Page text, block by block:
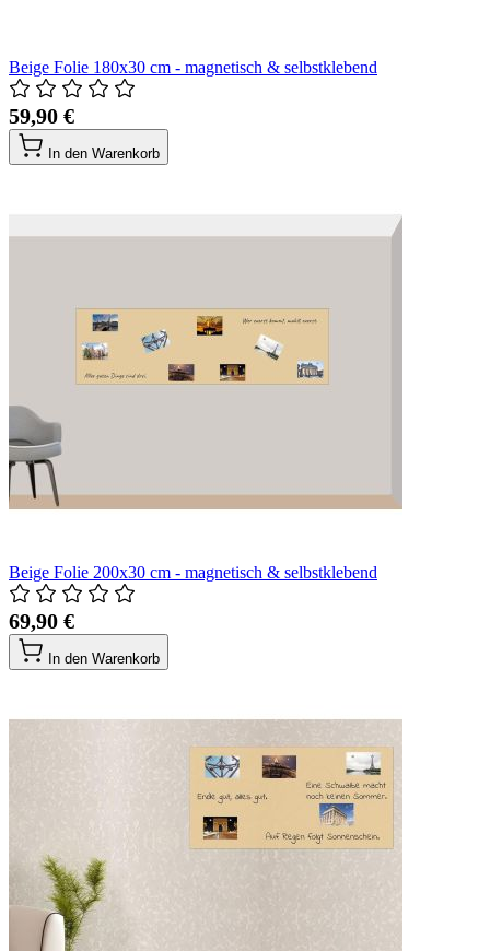
Beige Folie 180x30 cm - magnetisch & selbstklebend
59,90 €
In den Warenkorb
Beige Folie 200x30 cm - magnetisch & selbstklebend
69,90 €
In den Warenkorb